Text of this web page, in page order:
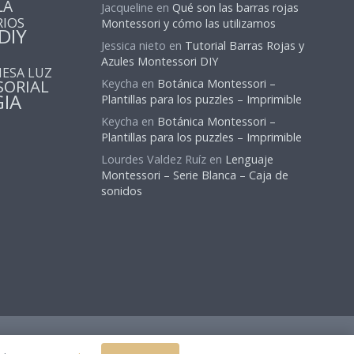
DIY
LUZ
Jacqueline en Qué son las barras rojas
Montessori y cómo las utilizamos
Jessica nieto en Tutorial Barras Rojas y
Azules Montessori DIY
Keycha en Botánica Montessori –
Plantillas para los puzzles – Imprimible
Keycha en Botánica Montessori –
Plantillas para los puzzles – Imprimible
Lourdes Valdez Ruíz en Lenguaje
Montessori – Serie Blanca – Caja de
sonidos
Política Privacidad|Contacto